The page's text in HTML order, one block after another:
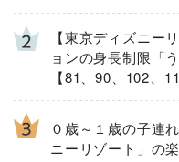
【東京ディズニー
ョンの身長制限「
【81、90、102、
０歳～１歳の子連
ニーリゾート」の